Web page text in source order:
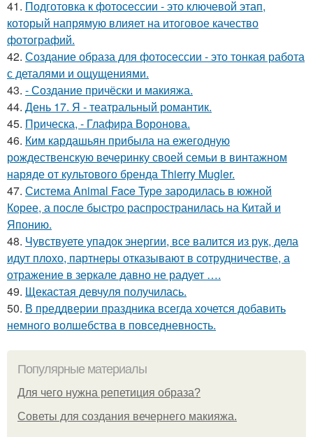
41. Подготовка к фотосессии - это ключевой этап,
который напрямую влияет на итоговое качество
фотографий.
42. Создание образа для фотосессии - это тонкая работа
с деталями и ощущениями.
43. - Создание причёски и макияжа.
44. День 17. Я - театральный романтик.
45. Прическа, - Глафира Воронова.
46. Ким кардашьян прибыла на ежегодную
рождественскую вечеринку своей семьи в винтажном
наряде от культового бренда Thierry Mugler.
47. Система Animal Face Type зародилась в южной
Корее, а после быстро распространилась на Китай и
Японию.
48. Чувствуете упадок энергии, все валится из рук, дела
идут плохо, партнеры отказывают в сотрудничестве, а
отражение в зеркале давно не радует ….
49. Щекастая девчуля получилась.
50. В преддверии праздника всегда хочется добавить
немного волшебства в повседневность.
Популярные материалы
Для чего нужна репетиция образа?
Советы для создания вечернего макияжа.